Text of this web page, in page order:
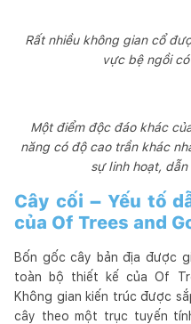
Rất nhiều không gian cổ
vực bệ ngồi
Một điểm độc đáo khác
năng có độ cao trần khác
sự linh hoạt,
Cây cối – Yếu tố
của Of Trees and
Bốn gốc cây bản địa được
toàn bộ thiết kế của Of
Không gian kiến trúc được
cây theo một trục tuyến